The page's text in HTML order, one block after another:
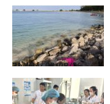
Thời sự
08/08/26, 21:46